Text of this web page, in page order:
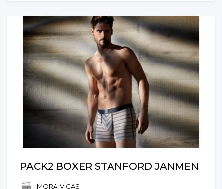
PACK2 BOXER STANFORD JANMEN
MORA-VIGAS